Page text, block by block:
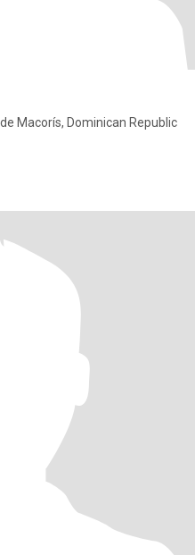
Macorís, Dominican Republic